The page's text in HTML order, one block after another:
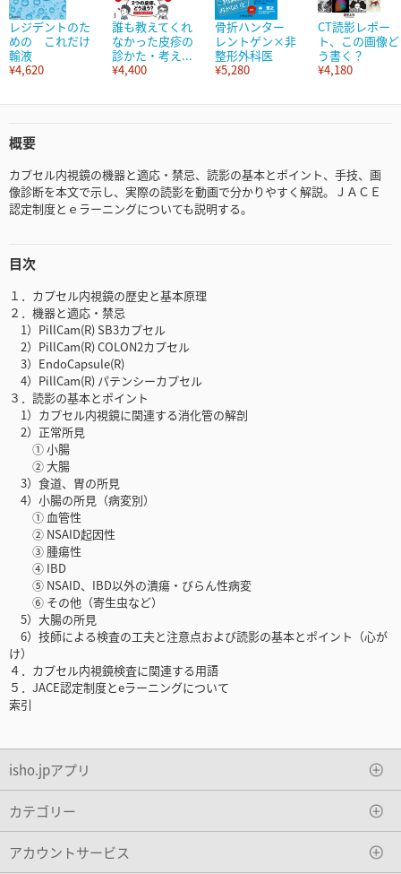
レジデントのた
めの これだけ
輸液
¥4,620
誰も教えてくれ
なかった皮疹の
診かた・考え...
¥4,400
骨折ハンター
レントゲン×非
整形外科医
¥5,280
CT読影レポー
ト、この画像ど
う書く？
¥4,180
概要
カプセル内視鏡の機器と適応・禁忌、読影の基本とポイント、手技、画
像診断を本文で示し、実際の読影を動画で分かりやすく解説。ＪＡＣＥ
認定制度とｅラーニングについても説明する。
目次
１．カプセル内視鏡の歴史と基本原理
２．機器と適応・禁忌
1）PillCam(R) SB3カプセル
2）PillCam(R) COLON2カプセル
3）EndoCapsule(R)
4）PillCam(R) パテンシーカプセル
３．読影の基本とポイント
1）カプセル内視鏡に関連する消化管の解剖
2）正常所見
① 小腸
② 大腸
3）食道、胃の所見
4）小腸の所見（病変別）
① 血管性
② NSAID起因性
③ 腫瘍性
④ IBD
⑤ NSAID、IBD以外の潰瘍・びらん性病変
⑥ その他（寄生虫など）
5）大腸の所見
6）技師による検査の工夫と注意点および読影の基本とポイント（心が
け）
４．カプセル内視鏡検査に関連する用語
５．JACE認定制度とeラーニングについて
索引
isho.jpアプリ
カテゴリー
アカウントサービス